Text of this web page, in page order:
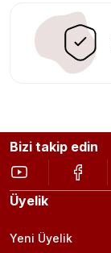
Bizi takip edin
Üyelik
Yeni Üyelik